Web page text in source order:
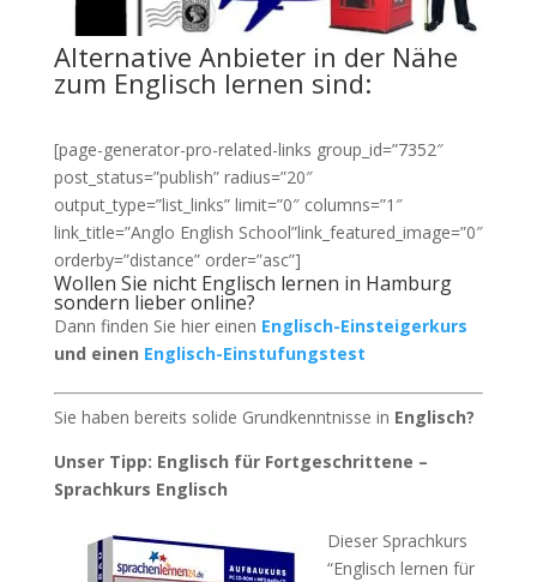
Alternative Anbieter in der Nähe
zum Englisch lernen sind:
[page-generator-pro-related-links group_id=”7352″
post_status=”publish” radius=”20″
output_type=”list_links” limit=”0″ columns=”1″
link_title=”Anglo English School”link_featured_image=”0″
orderby=”distance” order=”asc”]
Wollen Sie nicht Englisch lernen in Hamburg
sondern lieber online?
Dann finden Sie hier einen Englisch-Einsteigerkurs
und einen Englisch-Einstufungstest
Sie haben bereits solide Grundkenntnisse in Englisch?
Unser Tipp: Englisch für Fortgeschrittene –
Sprachkurs Englisch
Dieser Sprachkurs
“Englisch lernen für